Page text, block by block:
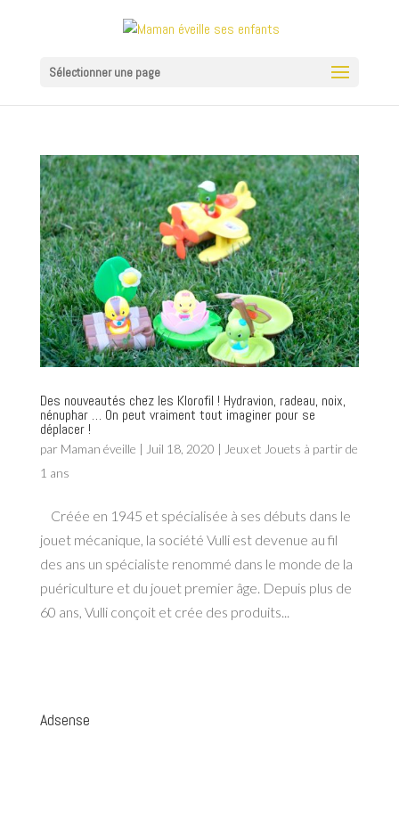
Sélectionner une page
Des nouveautés chez les Klorofil ! Hydravion, radeau, noix,
nénuphar … On peut vraiment tout imaginer pour se
déplacer !
par Maman éveille | Juil 18, 2020 | Jeux et Jouets à partir de
1 ans
Créée en 1945 et spécialisée à ses débuts dans le
jouet mécanique, la société Vulli est devenue au fil
des ans un spécialiste renommé dans le monde de la
puériculture et du jouet premier âge. Depuis plus de
60 ans, Vulli conçoit et crée des produits...
Adsense